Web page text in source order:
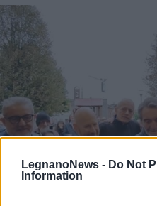
LegnanoNews - Do Not
Information